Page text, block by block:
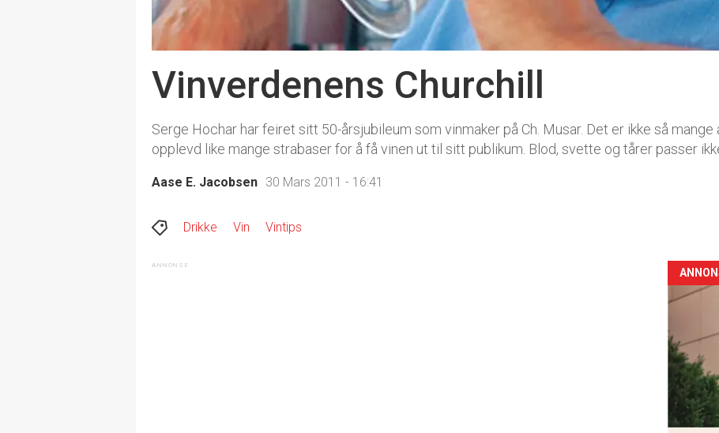
Vinverdenens Churchill
Serge Hochar har feiret sitt 50-årsjubileum som vinmaker på Ch. Musar. Det er ikke så mange
opplevd like mange strabaser for å få vinen ut til sitt publikum. Blod, svette og tårer passer
Aase E. Jacobsen 30 Mars 2011 - 16:41
Drikke Vin Vintips